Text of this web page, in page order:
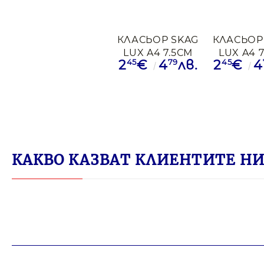
КЛАСЬОР SKAG
LUX A4 7.5СМ
РОЗОВ
245€ 479лв.
КЛАСЬОР
LUX A4
СВЕТЛО
245€ 4
КАКВО КАЗВАТ КЛИЕНТИТЕ